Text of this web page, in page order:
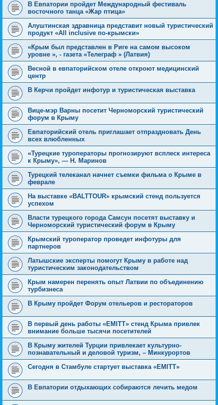
В Евпатории пройдет Международный фестиваль
восточного танца «Жар птица»
Алуштинская здравница представит новый туристический
продукт «Аll inclusive по-крымски»
«Крым был представлен в Риге на самом высоком
уровне », - газета «Телеграф » (Латвия)
Весной в евпаторийском отеле откроют медицинский
центр
В Керчи пройдет инфотур и туристическая выставка
Вице-мэр Варны посетит Черноморский туристический
форум в Крыму
Евпаторийский отель приглашает отпраздновать День
всех влюбленных
«Турецкие туроператоры прогнозируют всплеск интереса
к Крыму», — Н. Маринов
Турецкий телеканал начнет съемки фильма о Крыме в
феврале
На выставке «BALTTOUR» крымский стенд пользуется
успехом
Власти турецкого города Самсун посетят выставку и
Черноморский туристический форум в Крыму
Крымский туроператор проведет инфотуры для
партнеров
Латышские эксперты помогут Крыму в работе над
туристическим законодательством
Крым намерен перенять опыт Латвии по объединению
турбизнеса
В Крыму пройдет Форум отельеров и рестораторов
В первый день работы «EMITT» стенд Крыма привлек
внимание больше тысячи посетителей
В Крыму жителей Турции привлекает культурно-
познавательный и деловой туризм, – Минкурортов
Сегодня в Стамбуле стартует выставка «EMITT»
В Евпатории отдыхающих собираются лечить медом